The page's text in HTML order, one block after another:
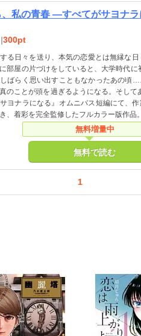
、私の青春 ―すべてがサヨナ
300pt
る日々を送り、本気の恋愛とは無縁な
部屋の片づけをしていると、大学時代
ばらく思い出すこともなかったあの頃
のことが頭を過ぎるようになる。そし
サヨナラになる』オムニバス短編にて、
、着彩を完全監修したフルカラー版作品。
無料増量中
無料で読む
1